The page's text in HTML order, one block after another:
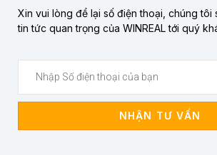
Xin vui lòng để lại số điện thoại, chúng tôi
tin tức quan trọng của WINREAL tới quý
NHẬN TƯ VẤN